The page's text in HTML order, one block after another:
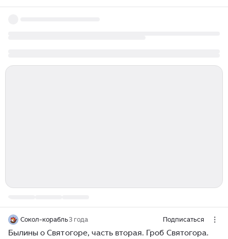
Сокол-корабль3 года Подписаться
Былины о Святогоре, часть вторая. Гроб Святогора.